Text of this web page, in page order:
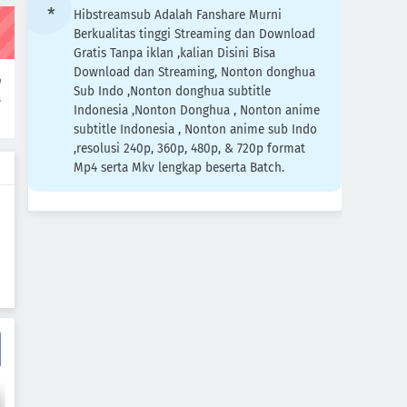
Indonesia Episode 9
Eps 9-4 Tahun yang lalu
Wing of the World Subtitle
Indonesia Episode 8
Eps 8- 4 Tahun yang lalu
Wing of the World Subtitle
Indonesia Episode 7
Eps 7-4 Tahun yang lalu
Hibstreamsub Adalah Fanshare Murni
Berkualitas tinggi Streaming dan Download
Gratis Tanpa iklan ,kalian Disini Bisa
Download dan Streaming, Nonton donghua
Sub Indo ,Nonton donghua subtitle
Indonesia ,Nonton Donghua , Nonton anime
subtitle Indonesia , Nonton anime sub Indo
,resolusi 240p, 360p, 480p, & 720p format
Mp4 serta Mkv lengkap beserta Batch.